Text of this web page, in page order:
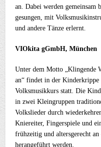
an. Dabei werden gemeinsam
gesungen, mit
und andere Tänze erlernt.
VIOkita gGmbH, München
Unter dem Motto „Klingende
an“ findet in der
Volksmusikkurs statt. Die
in zwei Kleingruppen
Volkslieder durch
Kniereiter, Fingerspiele und
frühzeitig und altersgerecht
herangeführt werden.